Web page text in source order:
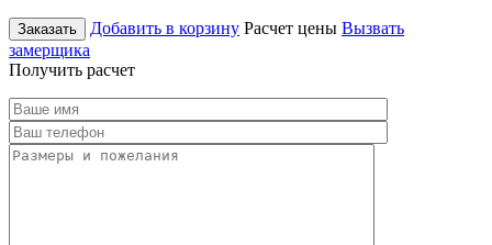
Заказать Добавить в корзину Расчет цены Вызвать
замерщика
Получить расчет